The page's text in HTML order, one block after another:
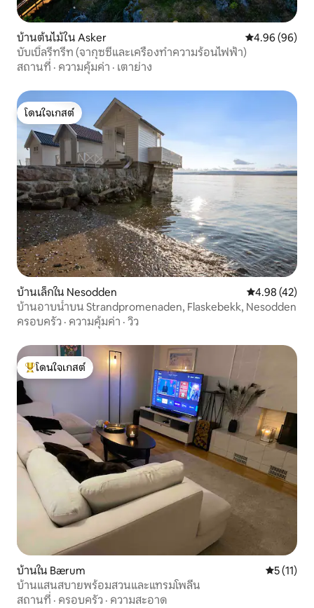
บ้านต้นไม้ใน Asker คะแนนเฉลี่ย
4.96 (96)
บับเบิ้ลรีทรีท (จากุซซี่และเครื่องทำความร้อนไฟฟ้า)
สถานที่ · ความคุ้มค่า · เตาย่าง
โดนใจเกสต์
โดนใจเกสต์
บ้านเล็กใน Nesodden คะแนนเฉลี่ย
4.98 (42)
บ้านอาบน้ำบน Strandpromenaden, Flaskebekk, Nesodden
ครอบครัว · ความคุ้มค่า · วิว
โดนใจเกสต์ที่สุด
โดนใจเกสต์
บ้านใน Bærum คะแนนเฉ
5 (11)
บ้านแสนสบายพร้อมสวนและแทรมโพลีน
สถานที่ · ครอบครัว · ความสะอาด